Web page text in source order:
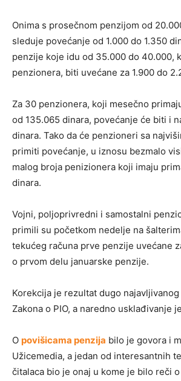
Onima s prosečnom penzijom od
sleduje povećanje od 1.000 do 1.350
penzije koje idu od 35.000 do 40.000,
penzionera, biti uvećane za 1.900 do
Za 30 penzionera, koji mesečno
od 135.065 dinara, povećanje će biti i
dinara. Tako da će penzioneri sa
primiti povećanje, u iznosu bezmalo
malog broja penizionera koji imaju
dinara.
Vojni, poljoprivredni i samostalni
primili su početkom nedelje na
tekućeg računa prve penzije uvećane
o prvom delu januarske penzije.
Korekcija je rezultat dugo
Zakona o PIO, a naredno usklađivanje
O povišicama penzija bilo je govora i
Užicemedia, a jedan od interesantnih
čitalaca bio je onaj u kome je bilo reči o